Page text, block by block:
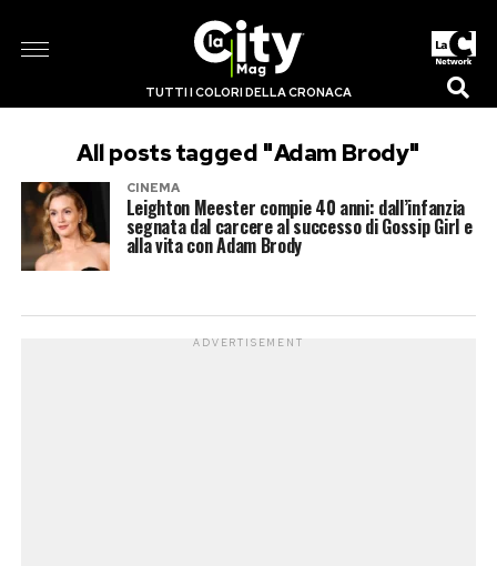
TUTTI I COLORI DELLA CRONACA
All posts tagged "Adam Brody"
CINEMA
Leighton Meester compie 40 anni: dall’infanzia
segnata dal carcere al successo di Gossip Girl e
alla vita con Adam Brody
ADVERTISEMENT